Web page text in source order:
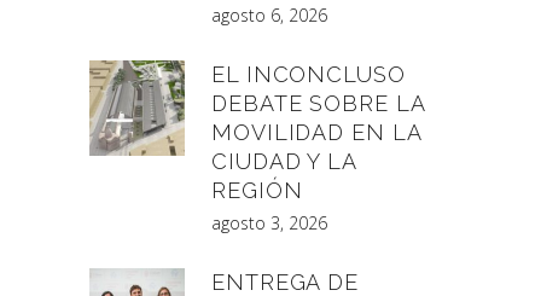
agosto 6, 2026
EL INCONCLUSO
DEBATE SOBRE LA
MOVILIDAD EN LA
CIUDAD Y LA
REGIÓN
agosto 3, 2026
ENTREGA DE